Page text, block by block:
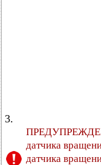
3.
датчика
датчика